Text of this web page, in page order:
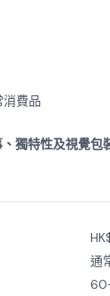
費品
獨特性及視覺包
通